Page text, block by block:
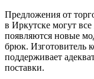
Предложения от
в Иркутске могут
появляются новые
брюк. Изготовитель
поддерживает
поставки.